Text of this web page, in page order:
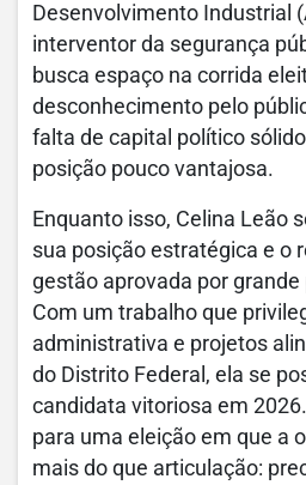
Desenvolvimento Industrial
interventor da segurança
busca espaço na corrida
desconhecimento pelo
falta de capital político
posição pouco vantajosa.
Enquanto isso, Celina Leão
sua posição estratégica e o
gestão aprovada por
Com um trabalho que
administrativa e projetos
do Distrito Federal, ela se
candidata vitoriosa em
para uma eleição em que a
mais do que articulação: